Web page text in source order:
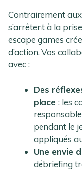
Contrairement
s’arrêtent à la
escape games
d’action. Vos
avec :
Des
place: les
pendant le
appliqués
Une envie
débriefing